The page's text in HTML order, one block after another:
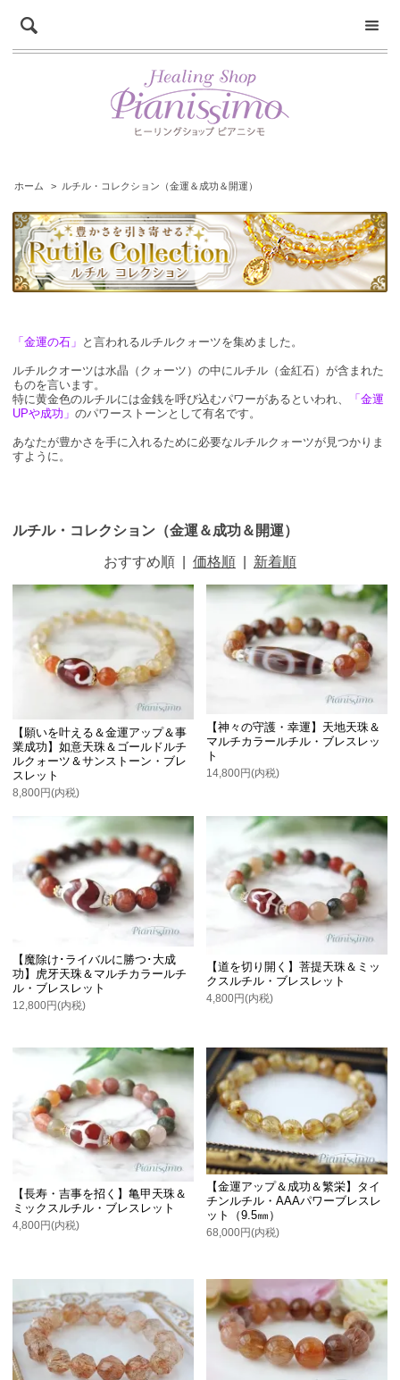
ホーム > ルチル・コレクション（金運＆成功＆開運）
「金運の石」 と言われるルチルクォーツを集めました。
ルチルクオーツは水晶（クォーツ）の中にルチル（金紅石）が含まれた
ものを言います。
特に黄金色のルチルには金銭を呼び込むパワーがあるといわれ、
「金運
UPや成功」 のパワーストーンとして有名です。
あなたが豊かさを手に入れるために必要なルチルクォーツが見つかりま
すように。
ルチル・コレクション（金運＆成功＆開運）
おすすめ順 価格順 新着順
【願いを叶える＆金運アップ＆事
業成功】如意天珠＆ゴールドルチ
ルクォーツ＆サンストーン・ブレ
スレット
8,800円(内税)
【神々の守護・幸運】天地天珠＆
マルチカラールチル・ブレスレッ
ト
14,800円(内税)
【魔除け･ライバルに勝つ･大成
功】虎牙天珠＆マルチカラールチ
ル・ブレスレット
12,800円(内税)
【道を切り開く】菩提天珠＆ミッ
クスルチル・ブレスレット
4,800円(内税)
【長寿・吉事を招く】亀甲天珠＆
ミックスルチル・ブレスレット
4,800円(内税)
【金運アップ＆成功＆繁栄】タイ
チンルチル・AAAパワーブレスレ
ット（9.5㎜）
68,000円(内税)